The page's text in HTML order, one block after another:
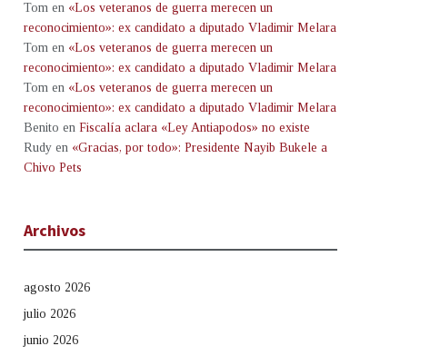
Tom en «Los veteranos de guerra merecen un
reconocimiento»: ex candidato a diputado Vladimir Melara
Tom en «Los veteranos de guerra merecen un
reconocimiento»: ex candidato a diputado Vladimir Melara
Tom en «Los veteranos de guerra merecen un
reconocimiento»: ex candidato a diputado Vladimir Melara
Benito en Fiscalía aclara «Ley Antiapodos» no existe
Rudy en «Gracias, por todo»: Presidente Nayib Bukele a
Chivo Pets
Archivos
agosto 2026
julio 2026
junio 2026